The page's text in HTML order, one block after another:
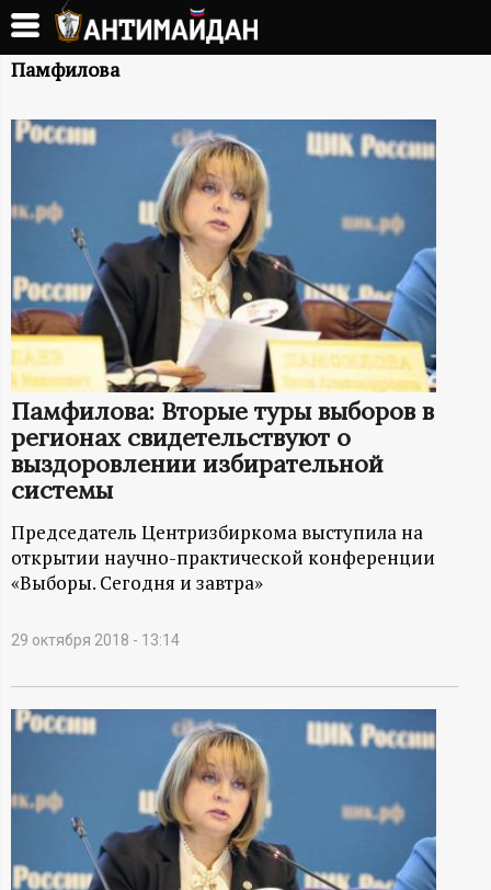
Перейти
основному
А
Н
И
М
А
Й
Д
А
Н
-
и
н
о
р
Памфилова
Памфилова: Вторые туры выборов в
регионах свидетельствуют о
выздоровлении избирательной
системы
Председатель Центризбиркома выступила на
открытии научно-практической конференции
«Выборы. Сегодня и завтра»
29 октября 2018 - 13:14